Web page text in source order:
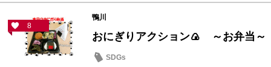
8
鴨川
おにぎりアクション🍙 ～お弁当～
SDGs